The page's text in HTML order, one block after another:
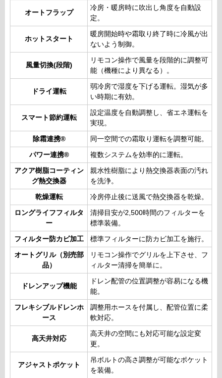
オートフラップ
冷房・暖房時に吹出し角度を自動設
定。
ホットスタート
暖房開始時や霜取り終了時に冷風が出
ないよう制御。
風量切換(段階)
リモコン操作で風量を段階的に調整可
能（機種により異なる）。
ドライ運転
弱冷房で湿度を下げる運転。湿気が多
い時期に有効。
スマート節約運転
設定温度を自動調整し、省エネ運転を
実現。
除霜連携® 同一空間での霜取り運転を調整可能。
パワー連携® 複数システムを効率的に運転。
アクア樹脂コーティン
グ熱交換器
親水性樹脂により熱交換器表面の汚れ
を洗浄。
乾燥運転 冷房停止後に送風で熱交換器を乾燥。
ロングライフフィルタ
ー
清掃目安が2,500時間のフィルターを
標準装備。
フィルター防カビ加工 標準フィルターに防カビ加工を施行。
オートグリル（別売部
品）
リモコン操作でグリルを上下させ、フ
ィルター清掃を簡単に。
ドレンアップ機能
ドレン配管の位置調整が容易になる機
能。
フレキシブルドレンホ
ース
調整用ホースを付属し、配管位置に柔
軟対応。
高天井対応
高天井の空間にも対応可能な設定変
更。
アジャストポケット
吊ボルトの高さ調整が可能なポケット
を装備。